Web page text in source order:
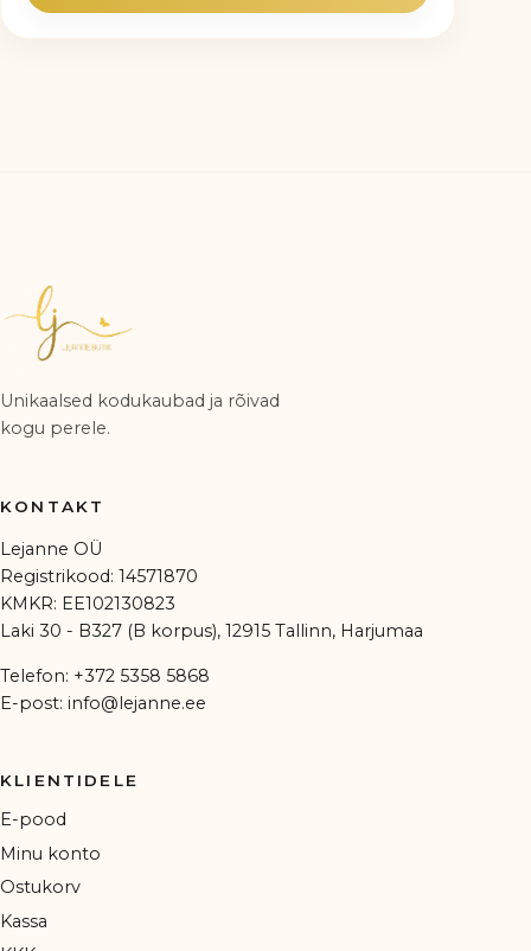
5.90€.4.50€.
Unikaalsed kodukaubad ja rõivad
kogu perele.
KONTAKT
Lejanne OÜ
Registrikood: 14571870
KMKR: EE102130823
Laki 30 - B327 (B korpus), 12915 Tallinn, Harjumaa
Telefon: +372 5358 5868
E-post: info@lejanne.ee
KLIENTIDELE
E-pood
Minu konto
Ostukorv
Kassa